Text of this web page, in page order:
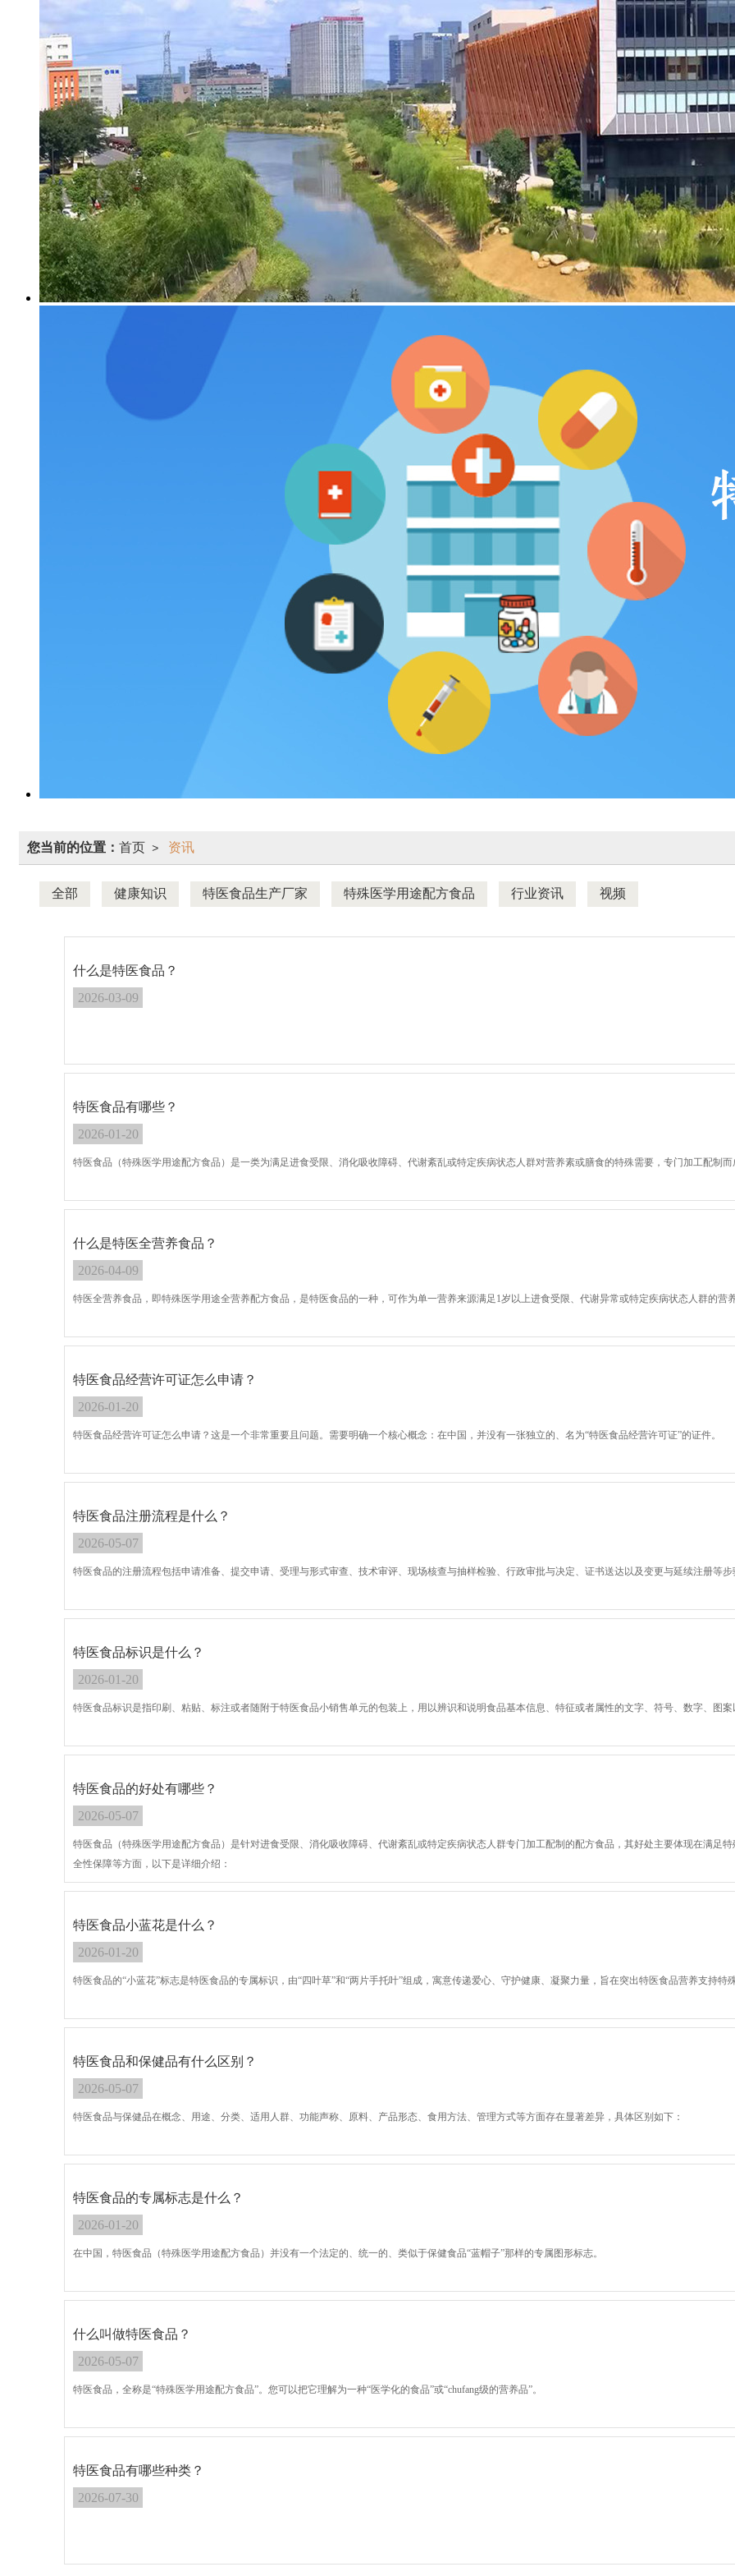
留言反馈
地图导航
您当前的位置： 首页 > 资讯
全部 健康知识 特医食品生产厂家 特殊医学用途配方食品 行业资讯 视频
什么是特医食品？
2026-03-09
特医食品有哪些？
2026-01-20
特医食品（特殊医学用途配方食品）是一类为满足进食受限、消化吸收障碍、代谢紊乱或特定疾病状态人群对营养素或膳食的特殊需要，专门加工配制而
什么是特医全营养食品？
2026-04-09
特医全营养食品，即特殊医学用途全营养配方食品，是特医食品的一种，可作为单一营养来源满足1岁以上进食受限、代谢异常或特定疾病状态人群的营养
特医食品经营许可证怎么申请？
2026-01-20
特医食品经营许可证怎么申请？这是一个非常重要且问题。需要明确一个核心概念：在中国，并没有一张独立的、名为“特医食品经营许可证”的证件。
特医食品注册流程是什么？
2026-05-07
特医食品的注册流程包括申请准备、提交申请、受理与形式审查、技术审评、现场核查与抽样检验、行政审批与决定、证书送达以及变更与延续注册等步
特医食品标识是什么？
2026-01-20
特医食品标识是指印刷、粘贴、标注或者随附于特医食品小销售单元的包装上，用以辨识和说明食品基本信息、特征或者属性的文字、符号、数字、图案
特医食品的好处有哪些？
2026-05-07
特医食品（特殊医学用途配方食品）是针对进食受限、消化吸收障碍、代谢紊乱或特定疾病状态人群专门加工配制的配方食品，其好处主要体现在满足
全性保障等方面，以下是详细介绍：
特医食品小蓝花是什么？
2026-01-20
特医食品的“小蓝花”标志是特医食品的专属标识，由“四叶草”和“两片手托叶”组成，寓意传递爱心、守护健康、凝聚力量，旨在突出特医食品营养支持特
特医食品和保健品有什么区别？
2026-05-07
特医食品与保健品在概念、用途、分类、适用人群、功能声称、原料、产品形态、食用方法、管理方式等方面存在显著差异，具体区别如下：
特医食品的专属标志是什么？
2026-01-20
在中国，特医食品（特殊医学用途配方食品）并没有一个法定的、统一的、类似于保健食品“蓝帽子”那样的专属图形标志。
什么叫做特医食品？
2026-05-07
特医食品，全称是“特殊医学用途配方食品”。您可以把它理解为一种“医学化的食品”或“chufang级的营养品”。
特医食品有哪些种类？
2026-07-30